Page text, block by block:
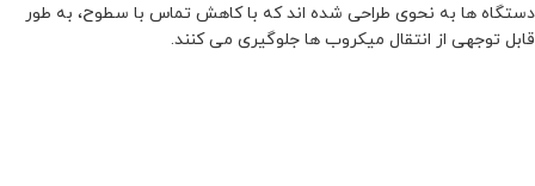
دستگاه ها به نحوی طراحی شده اند که با کاهش تماس با سطوح، به طور
قابل توجهی از انتقال میکروب ها جلوگیری می کنند.